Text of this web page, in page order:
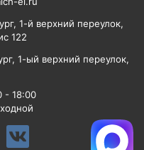
, 1-й верхний переулок,
122
, 1-ый верхний переулок,
- 18:00